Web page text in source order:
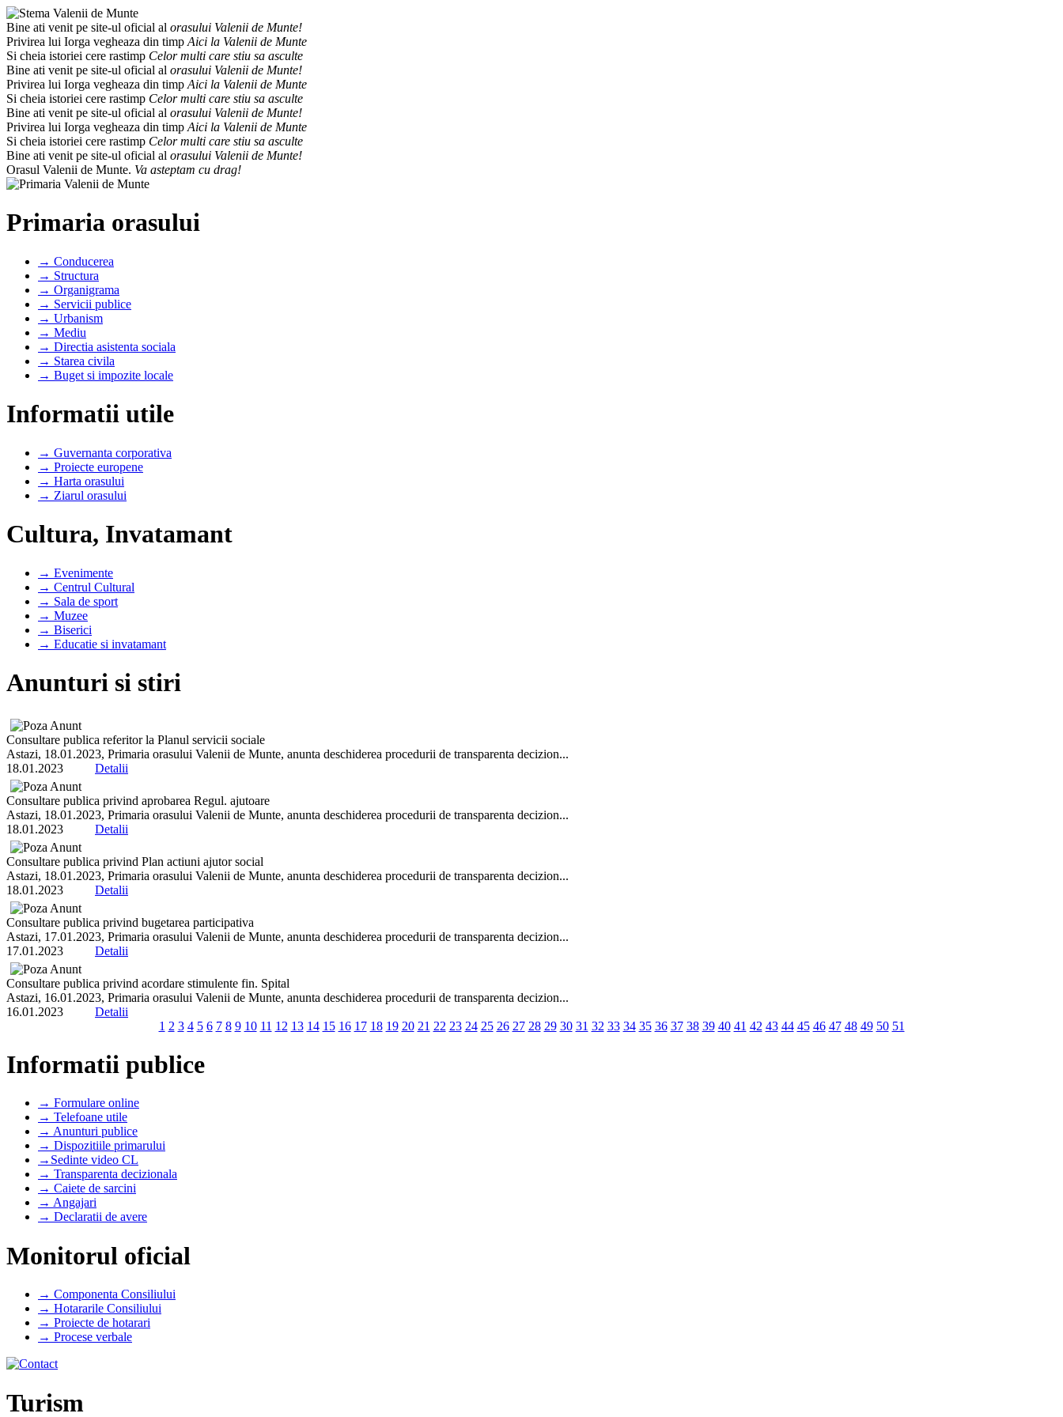
Bine ati venit pe site-ul oficial al orasului Valenii de Munte!
Privirea lui Iorga vegheaza din timp Aici la Valenii de Munte
Si cheia istoriei cere rastimp Celor multi care stiu sa asculte
Bine ati venit pe site-ul oficial al orasului Valenii de Munte!
Privirea lui Iorga vegheaza din timp Aici la Valenii de Munte
Si cheia istoriei cere rastimp Celor multi care stiu sa asculte
Bine ati venit pe site-ul oficial al orasului Valenii de Munte!
Privirea lui Iorga vegheaza din timp Aici la Valenii de Munte
Si cheia istoriei cere rastimp Celor multi care stiu sa asculte
Bine ati venit pe site-ul oficial al orasului Valenii de Munte!
Orasul Valenii de Munte. Va asteptam cu drag!
Primaria orasului
→ Conducerea
→ Structura
→ Organigrama
→ Servicii publice
→ Urbanism
→ Mediu
→ Directia asistenta sociala
→ Starea civila
→ Buget si impozite locale
Informatii utile
→ Guvernanta corporativa
→ Proiecte europene
→ Harta orasului
→ Ziarul orasului
Cultura, Invatamant
→ Evenimente
→ Centrul Cultural
→ Sala de sport
→ Muzee
→ Biserici
→ Educatie si invatamant
Anunturi si stiri
Consultare publica referitor la Planul servicii sociale
Astazi, 18.01.2023, Primaria orasului Valenii de Munte, anunta deschiderea procedurii de transparenta decizion...
18.01.2023 Detalii
Consultare publica privind aprobarea Regul. ajutoare
Astazi, 18.01.2023, Primaria orasului Valenii de Munte, anunta deschiderea procedurii de transparenta decizion...
18.01.2023 Detalii
Consultare publica privind Plan actiuni ajutor social
Astazi, 18.01.2023, Primaria orasului Valenii de Munte, anunta deschiderea procedurii de transparenta decizion...
18.01.2023 Detalii
Consultare publica privind bugetarea participativa
Astazi, 17.01.2023, Primaria orasului Valenii de Munte, anunta deschiderea procedurii de transparenta decizion...
17.01.2023 Detalii
Consultare publica privind acordare stimulente fin. Spital
Astazi, 16.01.2023, Primaria orasului Valenii de Munte, anunta deschiderea procedurii de transparenta decizion...
16.01.2023 Detalii
1 2 3 4 5 6 7 8 9 10 11 12 13 14 15 16 17 18 19 20 21 22 23 24 25 26 27 28 29 30 31 32 33 34 35 36 37 38 39 40 41 42 43 44 45 46 47 48 49 50 51
Informatii publice
→ Formulare online
→ Telefoane utile
→ Anunturi publice
→ Dispozitiile primarului
→Sedinte video CL
→ Transparenta decizionala
→ Caiete de sarcini
→ Angajari
→ Declaratii de avere
Monitorul oficial
→ Componenta Consiliului
→ Hotararile Consiliului
→ Proiecte de hotarari
→ Procese verbale
Turism